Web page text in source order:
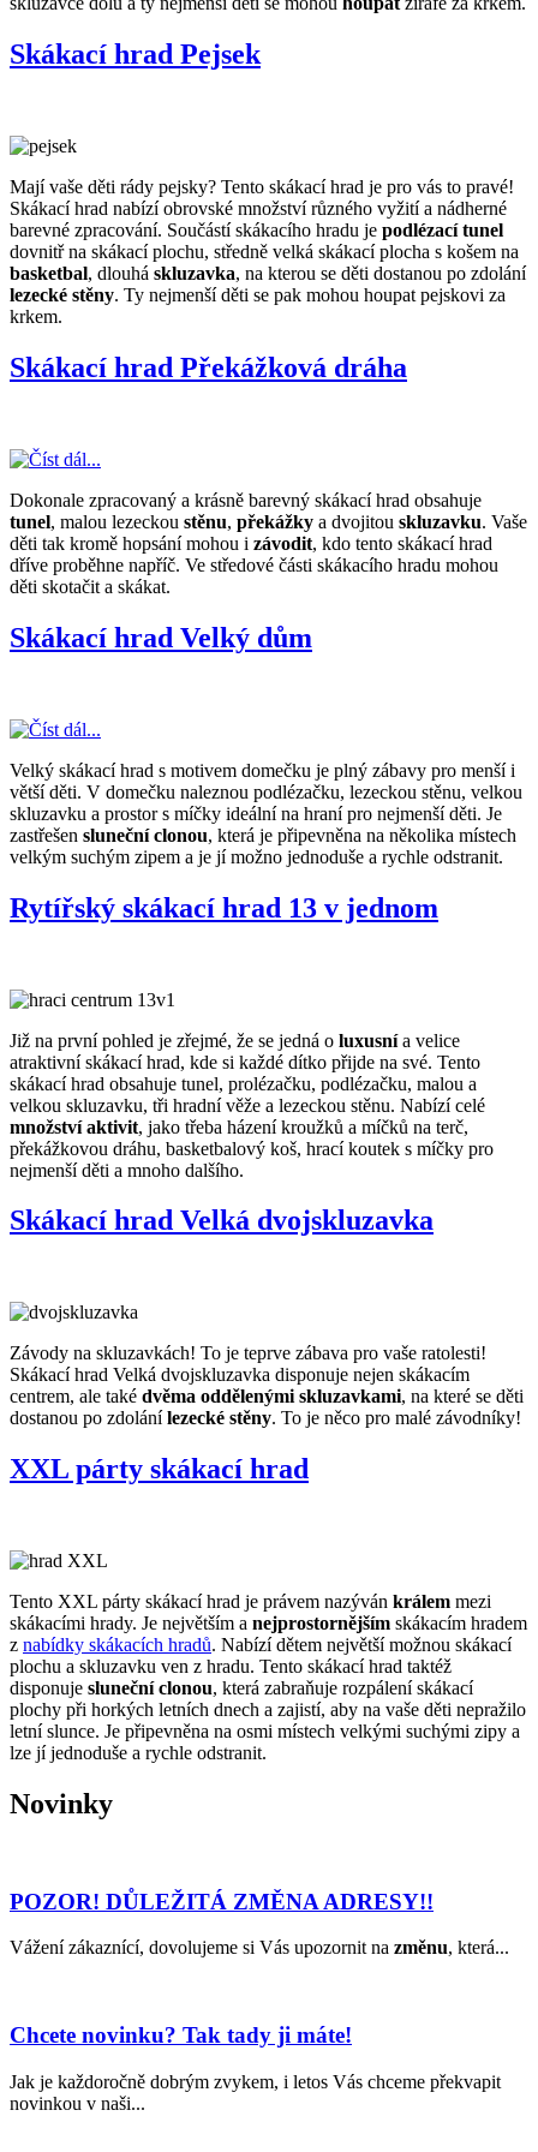
Skákací hrad Pejsek
Mají vaše děti rády pejsky? Tento skákací hrad je pro vás to pravé!
Skákací hrad nabízí obrovské množství různého vyžití a nádherné
barevné zpracování. Součástí skákacího hradu je podlézací tunel
dovnitř na skákací plochu, středně velká skákací plocha s košem na
basketbal, dlouhá skluzavka, na kterou se děti dostanou po zdolání
lezecké stěny. Ty nejmenší děti se pak mohou houpat pejskovi za
krkem.
Skákací hrad Překážková dráha
Dokonale zpracovaný a krásně barevný skákací hrad obsahuje
tunel, malou lezeckou stěnu, překážky a dvojitou skluzavku. Vaše
děti tak kromě hopsání mohou i závodit, kdo tento skákací hrad
dříve proběhne napříč. Ve středové části skákacího hradu mohou
děti skotačit a skákat.
Skákací hrad Velký dům
Velký skákací hrad s motivem domečku je plný zábavy pro menší i
větší děti. V domečku naleznou podlézačku, lezeckou stěnu, velkou
skluzavku a prostor s míčky ideální na hraní pro nejmenší děti. Je
zastřešen sluneční clonou, která je připevněna na několika místech
velkým suchým zipem a je jí možno jednoduše a rychle odstranit.
Rytířský skákací hrad 13 v jednom
Již na první pohled je zřejmé, že se jedná o luxusnía velice
atraktivní skákací hrad, kde si každé dítko přijde na své. Tento
skákací hrad obsahuje tunel, prolézačku, podlézačku, malou a
velkou skluzavku, tři hradní věže a lezeckou stěnu. Nabízí celé
množství aktivit, jako třeba házení kroužků a míčků na terč,
překážkovou dráhu, basketbalový koš, hrací koutek s míčky pro
nejmenší děti a mnoho dalšího.
Skákací hrad Velká dvojskluzavka
Závody na skluzavkách! To je teprve zábava pro vaše ratolesti!
Skákací hrad Velká dvojskluzavka disponuje nejen skákacím
centrem, ale také dvěma oddělenými skluzavkami, na které se děti
dostanou po zdolánílezecké stěny. To je něco pro malé závodníky!
XXL párty skákací hrad
Tento XXL párty skákací hrad je právem nazýván králem mezi
skákacími hrady. Je největším a nejprostornějším skákacím hradem
z nabídky skákacích hradů. Nabízí dětem největší možnou skákací
plochu a skluzavku ven z hradu. Tento skákací hrad taktéž
disponuje sluneční clonou, která zabraňuje rozpálení skákací
plochy při horkých letních dnech a zajistí, aby na vaše děti nepražilo
letní slunce. Je připevněna na osmi místech velkými suchými zipy a
lze jí jednoduše a rychle odstranit.
Novinky
POZOR! DŮLEŽITÁ ZMĚNA ADRESY!!
Vážení zákaznící, dovolujeme si Vás upozornit na změnu, která...
Chcete novinku? Tak tady ji máte!
Jak je každoročně dobrým zvykem, i letos Vás chceme překvapit
novinkou v naši...